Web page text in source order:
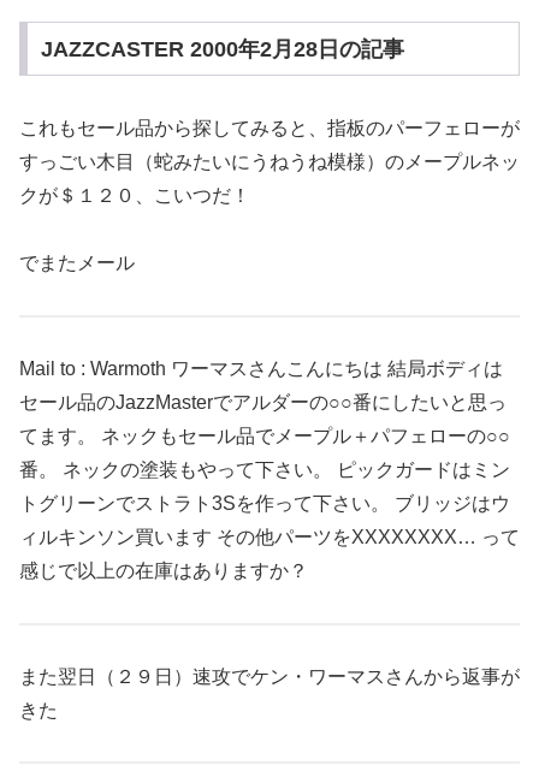
JAZZCASTER 2000年2月28日の記事
これもセール品から探してみると、指板のパーフェローが
すっごい木目（蛇みたいにうねうね模様）のメープルネッ
クが＄１２０、こいつだ！
でまたメール
Mail to : Warmoth ワーマスさんこんにちは 結局ボディは
セール品のJazzMasterでアルダーの○○番にしたいと思っ
てます。 ネックもセール品でメープル＋パフェローの○○
番。 ネックの塗装もやって下さい。 ピックガードはミン
トグリーンでストラト3Sを作って下さい。 ブリッジはウ
ィルキンソン買います その他パーツをXXXXXXXX… って
感じで以上の在庫はありますか？
また翌日（２９日）速攻でケン・ワーマスさんから返事が
きた